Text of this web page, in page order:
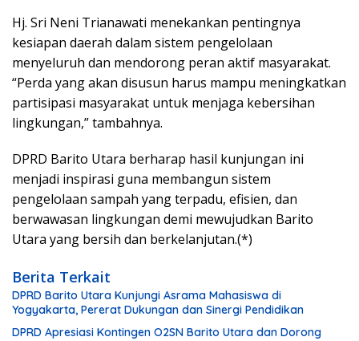
Hj. Sri Neni Trianawati menekankan pentingnya
kesiapan daerah dalam sistem pengelolaan
menyeluruh dan mendorong peran aktif masyarakat.
“Perda yang akan disusun harus mampu meningkatkan
partisipasi masyarakat untuk menjaga kebersihan
lingkungan,” tambahnya.
DPRD Barito Utara berharap hasil kunjungan ini
menjadi inspirasi guna membangun sistem
pengelolaan sampah yang terpadu, efisien, dan
berwawasan lingkungan demi mewujudkan Barito
Utara yang bersih dan berkelanjutan.(*)
Berita Terkait
DPRD Barito Utara Kunjungi Asrama Mahasiswa di
Yogyakarta, Pererat Dukungan dan Sinergi Pendidikan
DPRD Apresiasi Kontingen O2SN Barito Utara dan Dorong